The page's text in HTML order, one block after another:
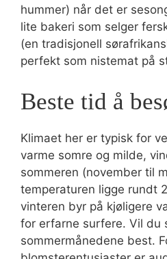
hummer) når det er
lite bakeri som selger
(en tradisjonell
perfekt som nistemat på
Beste tid å
Klimaet her er typisk for
varme somre og milde,
sommeren (november til
temperaturen ligge rundt
vinteren byr på kjøligere
for erfarne surfere. Vil du
sommermånedene best.